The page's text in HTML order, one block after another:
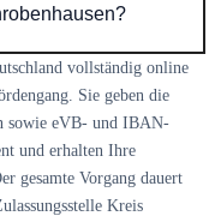
vollständig online
Sie geben die
sowie eVB- und IBAN-
und erhalten Ihre
gesamte Vorgang dauert
Kreis